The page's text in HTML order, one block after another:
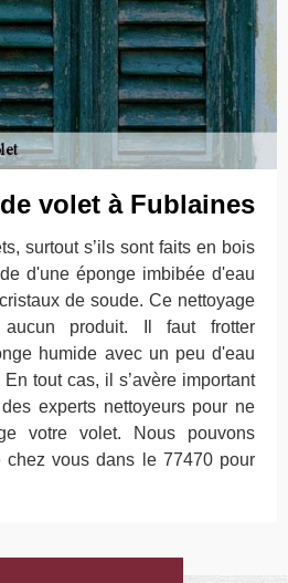
volet à Fublaines
surtout s’ils sont faits en bois
d'une éponge imbibée d'eau
de soude. Ce nettoyage
produit. Il faut frotter
humide avec un peu d'eau
tout cas, il s’avère important
experts nettoyeurs pour ne
votre volet. Nous pouvons
chez vous dans le 77470 pour